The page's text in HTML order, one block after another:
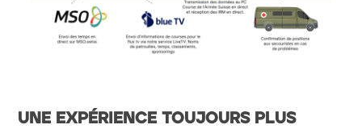
UNE EXPÉRIENCE TOUJOURS PLUS